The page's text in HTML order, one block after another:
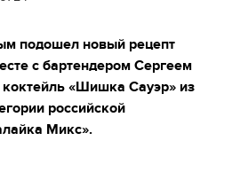
подошел новый рецепт
с бартендером Сергеем
«Шишка Сауэр» из
российской
Микс».